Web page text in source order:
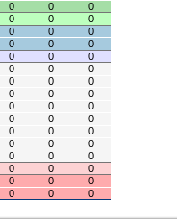
0 0
0
0 0
0
0 0
0
0 0
0
0 0
0
0 0
0
0 0
0
0 0
0
0 0
0
0 0
0
0 0
0
0 0
0
0 0
0
0 0
0
0 0
0
0 0
0